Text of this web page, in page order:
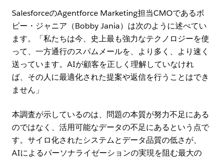
SalesforceのAgentforce Marketing担当CMOであるボ
ビー・ジャニア（Bobby Jania）は次のように述べてい
ます。「私たちは今、史上最も強力なテクノロジーを使
って、一方通行のスパムメールを、より多く、より速く
送っています。AIが顧客を正しく理解していなけれ
ば、その人に最適化された提案や返信を行うことはでき
ません」
本調査が示しているのは、問題の本質が努力不足にある
のではなく、活用可能なデータの不足にあるという点で
す。サイロ化されたシステムとデータ品質の低さが、
AIによるパーソナライゼーションの実現を阻む最大の